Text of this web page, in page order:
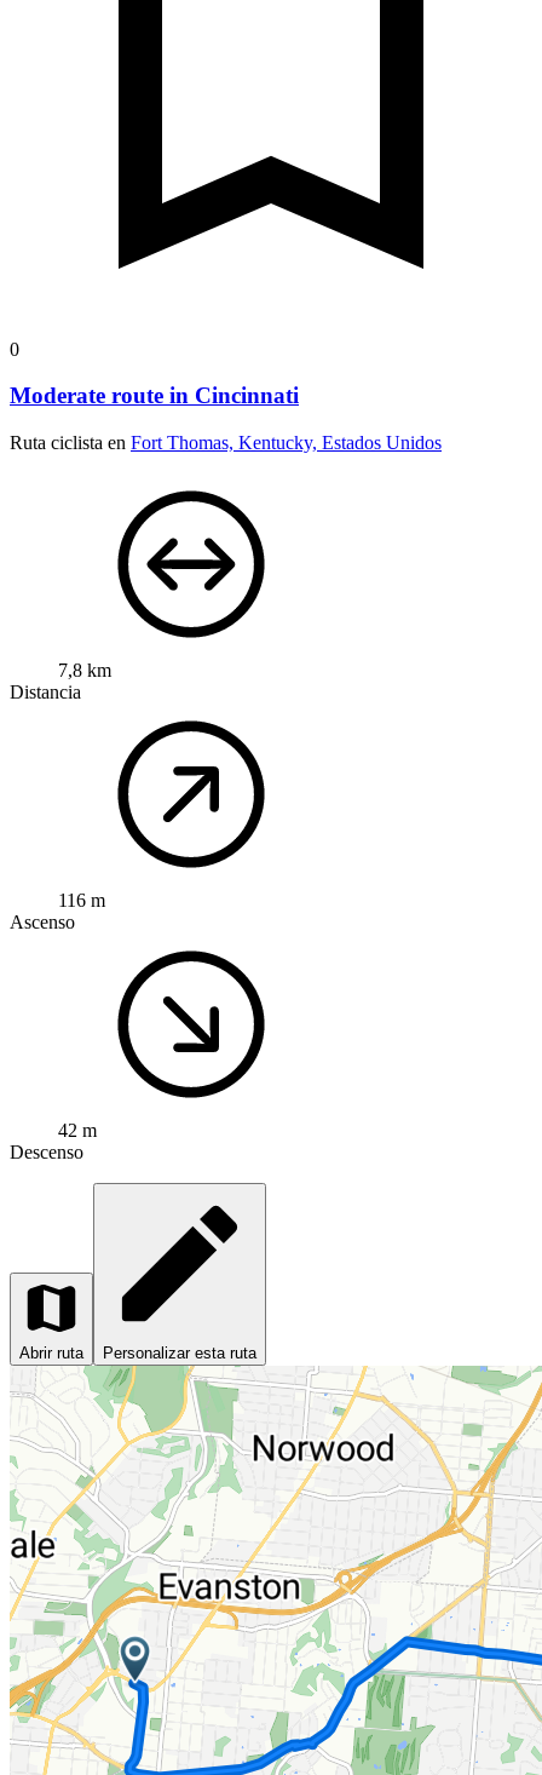
0
Moderate route in Cincinnati
Ruta ciclista en Fort Thomas, Kentucky, Estados Unidos
7,8 km
Distancia
116 m
Ascenso
42 m
Descenso
Abrir ruta Personalizar esta ruta